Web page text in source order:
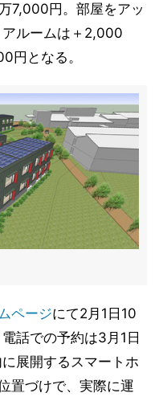
7,000円。部屋をアッ
ルームは＋2,000
円となる。
ページにて2月1日10
話での予約は3月1日
展開するスマートホ
置づけで、実際に運